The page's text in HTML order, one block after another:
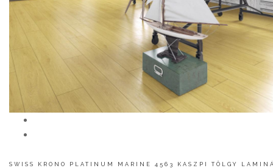
Previous
SWISS KRONO PLATINUM MARINE 4563 KASZPI TÖLGY